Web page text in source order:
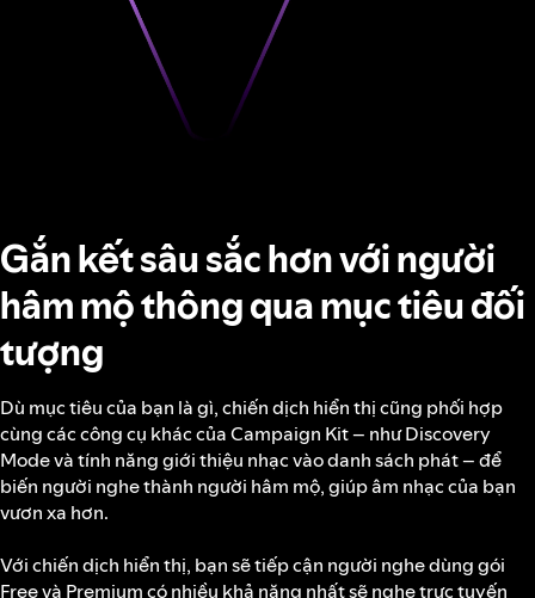
Gắn kết sâu sắc hơn với người
hâm mộ thông qua mục tiêu đối
tượng
Dù mục tiêu của bạn là gì, chiến dịch hiển thị cũng phối hợp
cùng các công cụ khác của Campaign Kit – như Discovery
Mode và tính năng giới thiệu nhạc vào danh sách phát – để
biến người nghe thành người hâm mộ, giúp âm nhạc của bạn
vươn xa hơn.
Với chiến dịch hiển thị, bạn sẽ tiếp cận người nghe dùng gói
Free và Premium có nhiều khả năng nhất sẽ nghe trực tuyến